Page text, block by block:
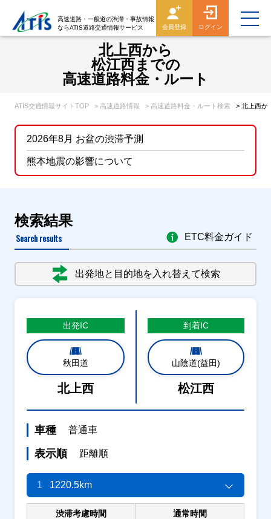
高速道路・一般道の渋滞・事故情報
ならATIS道路交通情報サービス
会員登録 ログイン
北上西から
松江西までの
高速道路料金・ルート
ATIS交通情報サイトTOP > 高速道路情報 > 高速道路料金・ルート検索 > 北上西か
2026年8月 お盆の渋滞予測
熊本地震の影響について
検索結果
Search results
出発地と目的地を入れ替えて検索
ETC料金ガイド
出発IC
秋田道
北上西
到着IC
山陰道(益田)
松江西
車種 普通車
表示順 距離順
1 1220.5km
渋滞考慮時間 通常時間